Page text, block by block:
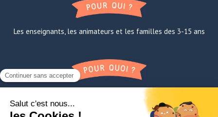
Les enseignants, les animateurs et les familles des 3-15 ans
Apprendre la confiance en soi, à l’oral et avec les autres